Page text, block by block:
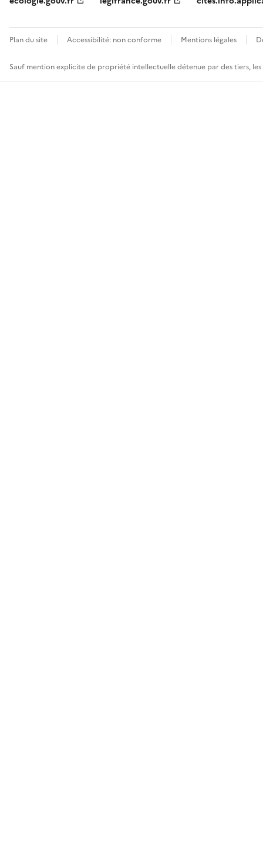
Plan du site Accessibilité: non conforme Mentions légales
Sauf mention explicite de propriété intellectuelle détenue par des tiers,